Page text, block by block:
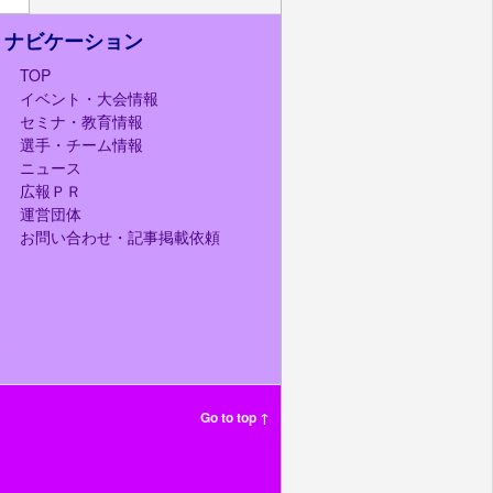
ナビケーション
TOP
イベント・大会情報
セミナ・教育情報
選手・チーム情報
ニュース
広報ＰＲ
運営団体
お問い合わせ・記事掲載依頼
Go to top ↑